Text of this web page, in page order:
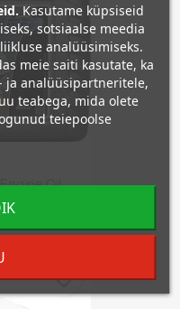
Oil...
€
favorite_border
Kasutame küpsiseid
sotsiaalse meedia
analüüsimiseks.
meie saiti kasutate, ka
ja analüüsipartneritele,
teabega, mida olete
teiepoolse